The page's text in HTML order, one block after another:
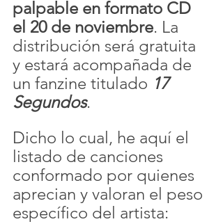
palpable en formato CD
el 20 de noviembre. La
distribución será gratuita
y estará acompañada de
un fanzine titulado 17
Segundos.
Dicho lo cual, he aquí el
listado de canciones
conformado por quienes
aprecian y valoran el peso
específico del artista: